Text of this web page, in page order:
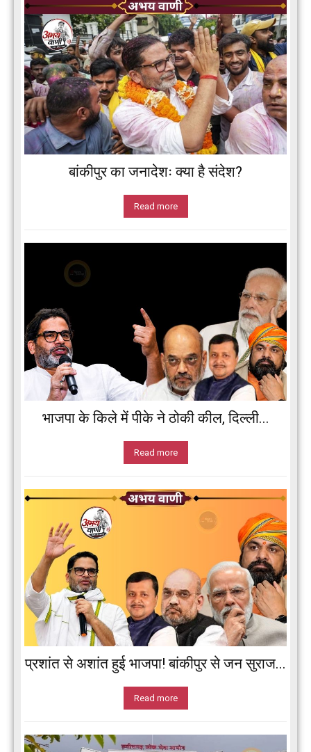
बांकीपुर का जनादेशः क्या है संदेश?
Read more
भाजपा के किले में पीके ने ठोकी कील, दिल्ली...
Read more
प्रशांत से अशांत हुई भाजपा! बांकीपुर से जन सुराज...
Read more